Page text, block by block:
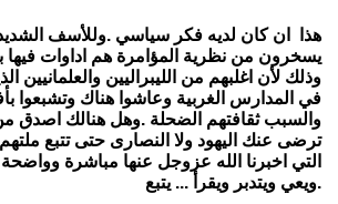
هذا ان كان لديه فكر سياسي .وللأسف
يسخرون من نظرية المؤامرة هم اداوات فيها
وذلك لأن اغلبهم من الليبراليين والعلمانيين
في المدارس الغربية وعاشوا هناك وتشبعوا
والسبب ثقافتهم الضحلة .وهل هنالك اصدق من
ترضى عنك اليهود ولا النصارى حتى تتبع
التي اخبرنا الله عزوجل عنها مباشرة
ويعي ويتدبر ويقرأ ... يتبع.